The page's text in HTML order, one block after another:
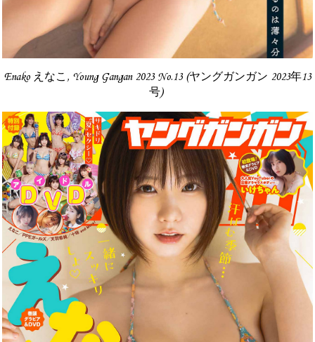
Enako えなこ, Young Gangan 2023 No.13 (ヤングガンガン 2023年13
号)